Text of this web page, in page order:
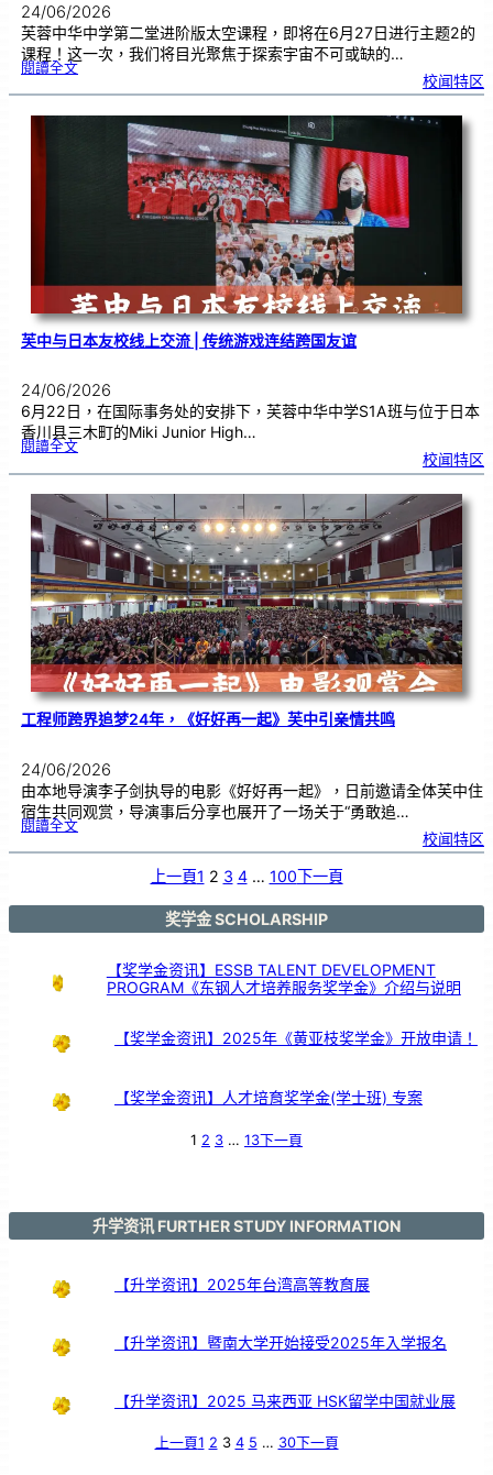
24/06/2026
芙蓉中华中学第二堂进阶版太空课程，即将在6月27日进行主题2的
课程！这一次，我们将目光聚焦于探索宇宙不可或缺的…
閱讀全文:太
程
阶
班
校闻特区
芙中与日本友校线上交流 | 传统游戏连结跨国友谊
24/06/2026
6月22日，在国际事务处的安排下，芙蓉中华中学S1A班与位于日本
香川县三木町的Miki Junior High…
閱讀全文:芙
日
友
校
线
上
流
|传
统
游
戏
连
结
跨
国
友
谊
校闻特区
工程师跨界追梦24年，《好好再一起》芙中引亲情共鸣
24/06/2026
由本地导演李子剑执导的电影《好好再一起》，日前邀请全体芙中住
宿生共同观赏，导演事后分享也展开了一场关于“勇敢追…
閱讀全文:工
跨
，
好
校闻特区
上一頁1 2 3 4 … 100下一頁
奖学金 SCHOLARSHIP
【奖学金资讯】ESSB TALENT DEVELOPMENT
PROGRAM《东钢人才培养服务奖学金》介绍与说明
【奖学金资讯】2025年《黄亚枝奖学金》开放申请！
【奖学金资讯】人才培育奖学金(学士班) 专案
1 2 3 … 13下一頁
升学资讯 FURTHER STUDY INFORMATION
【升学资讯】2025年台湾高等教育展
【升学资讯】暨南大学开始接受2025年入学报名
【升学资讯】2025 马来西亚 HSK留学中国就业展
上一頁1 2 3 4 5 … 30下一頁